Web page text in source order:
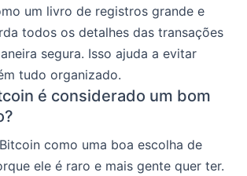
um livro de registros grande e
todos os detalhes das transações
segura. Isso ajuda a evitar
tudo organizado.
é considerado um bom
como uma boa escolha de
ele é raro e mais gente quer ter.